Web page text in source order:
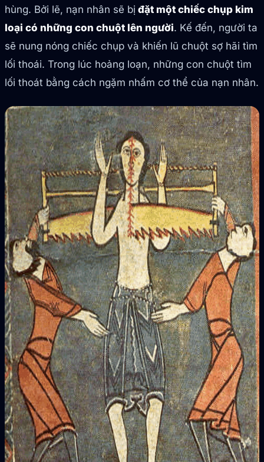
hùng. Bởi lẽ, nạn nhân sẽ bị đặt một chiếc chụp kim
loại có những con chuột lên người. Kế đến, người ta
sẽ nung nóng chiếc chụp và khiến lũ chuột sợ hãi tìm
lối thoái. Trong lúc hoảng loạn, những con chuột tìm
lối thoát bằng cách ngặm nhấm cơ thể của nạn nhân.